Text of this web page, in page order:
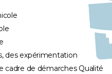
des expérimentation
cadre de démarches Qualité